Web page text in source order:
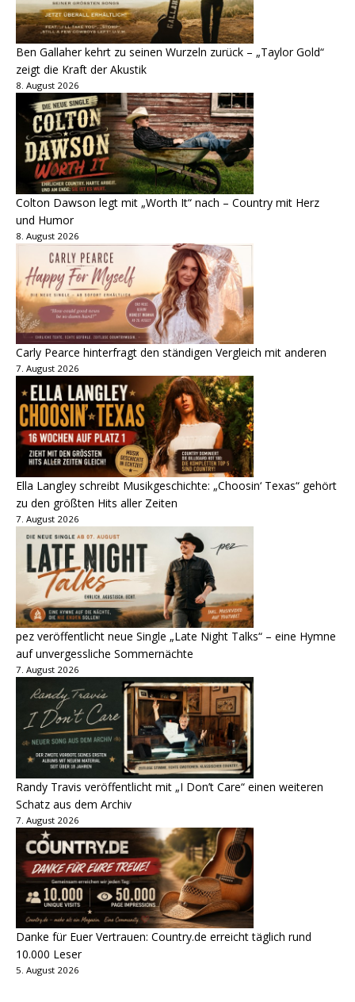
Ben Gallaher kehrt zu seinen Wurzeln zurück – „Taylor Gold“
zeigt die Kraft der Akustik
8. August 2026
Colton Dawson legt mit „Worth It“ nach – Country mit Herz
und Humor
8. August 2026
Carly Pearce hinterfragt den ständigen Vergleich mit anderen
7. August 2026
Ella Langley schreibt Musikgeschichte: „Choosin‘ Texas“ gehört
zu den größten Hits aller Zeiten
7. August 2026
pez veröffentlicht neue Single „Late Night Talks“ – eine Hymne
auf unvergessliche Sommernächte
7. August 2026
Randy Travis veröffentlicht mit „I Don’t Care“ einen weiteren
Schatz aus dem Archiv
7. August 2026
Danke für Euer Vertrauen: Country.de erreicht täglich rund
10.000 Leser
5. August 2026